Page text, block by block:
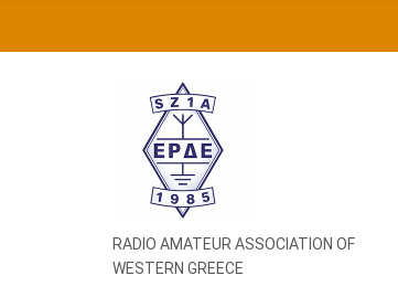
RADIO AMATEUR ASSOCIATION OF
WESTERN GREECE